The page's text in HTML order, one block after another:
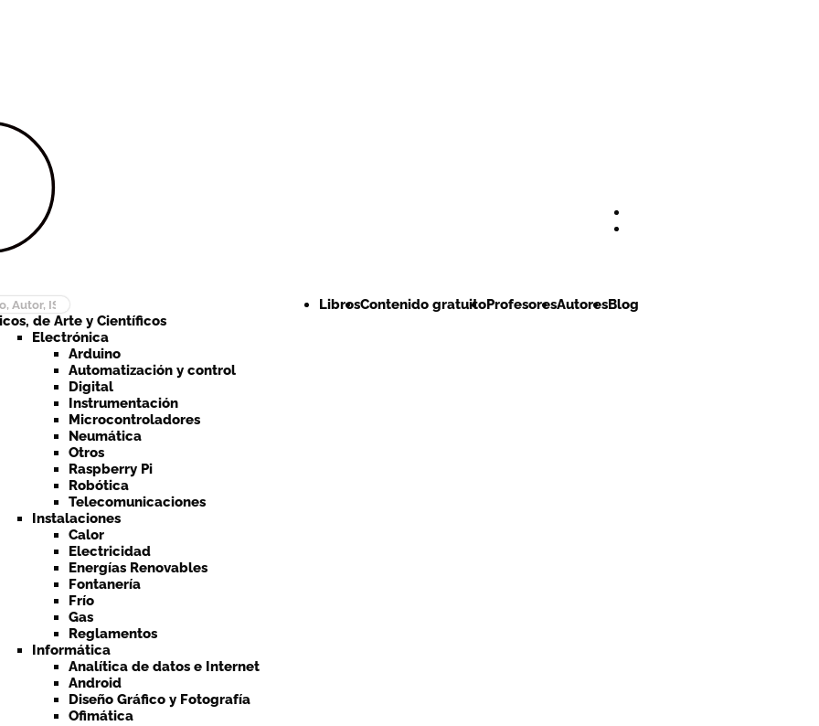
de Arte y Científicos
Electrónica
Arduino
Automatización y control
Digital
Instrumentación
Microcontroladores
Neumática
Otros
Raspberry Pi
Robótica
Telecomunicaciones
Instalaciones
Calor
Electricidad
Energías Renovables
Fontanería
Frío
Gas
Reglamentos
Informática
Analítica de datos e Internet
Android
Diseño Gráfico y Fotografía
Ofimática
LibrosContenido gratuitoProfesoresAutoresBlog